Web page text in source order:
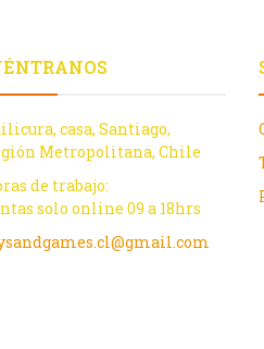
casa, Santiago,
Metropolitana, Chile
de trabajo:
solo online 09 a 18hrs